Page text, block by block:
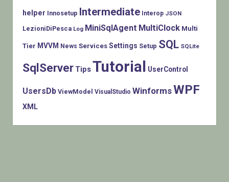
helper Innosetup Intermediate Interop JSON
LezioniDiPesca Log MiniSqlAgent MultiClock Multi
Tier MVVM News Services Settings Setup SQL SQLite
SqlServer TipsTutorial UserControl
UsersDb ViewModel VisualStudio WinformsWPF
XML